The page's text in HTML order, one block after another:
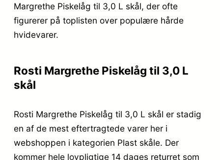
Margrethe Piskelåg til 3,0 L skål, der ofte
figurerer på toplisten over populære hårde
hvidevarer.
Rosti Margrethe Piskelåg til 3,0 L
skål
Rosti Margrethe Piskelåg til 3,0 L skål er stadig
en af de mest eftertragtede varer her i
webshoppen i kategorien Plast skåle. Der
kommer hele lovpligtige 14 dages returret som